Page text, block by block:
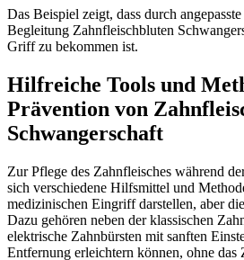
Das Beispiel zeigt, dass durch
Begleitung Zahnfleischbluten
Griff zu bekommen ist.
Hilfreiche Tools und
Prävention von
Schwangerschaft
Zur Pflege des Zahnfleisches während
sich verschiedene Hilfsmittel und
medizinischen Eingriff darstellen, aber
Dazu gehören neben der klassischen
elektrische Zahnbürsten mit sanften
Entfernung erleichtern können, ohne das